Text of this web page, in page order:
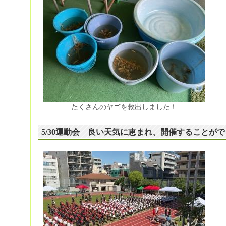
たくさんのヤゴを救出しました！
5/30運動会 良い天気に恵まれ、開催することがで